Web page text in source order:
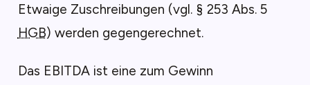
Etwaige Zuschreibungen (vgl. § 253 Abs. 5
HGB) werden gegengerechnet.
Das EBITDA ist eine zum Gewinn